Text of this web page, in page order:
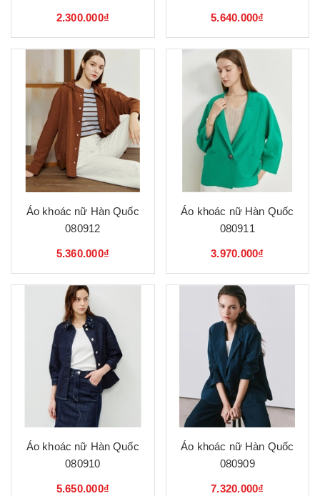
2.300.000₫ 5.640.000₫
Áo khoác nữ Hàn Quốc
080912
5.360.000₫
Áo khoác nữ Hàn Quốc
080911
3.970.000₫
Áo khoác nữ Hàn Quốc
080910
5.650.000₫
Áo khoác nữ Hàn Quốc
080909
7.320.000₫